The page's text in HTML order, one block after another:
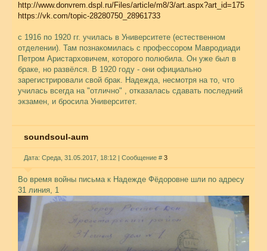
http://www.donvrem.dspl.ru/Files/article/m8/3/art.aspx?art_id=175
https://vk.com/topic-28280750_28961733
с 1916 по 1920 гг. училась в Университете (естественном
отделении). Там познакомилась с профессором Мавродиади
Петром Аристарховичем, которого полюбила. Он уже был в
браке, но развёлся. В 1920 году - они официально
зарегистрировали свой брак. Надежда, несмотря на то, что
училась всегда на "отлично" , отказалась сдавать последний
экзамен, и бросила Университет.
soundsoul-aum
Дата: Среда, 31.05.2017, 18:12 | Сообщение # 3
Во время войны письма к Надежде Фёдоровне шли по адресу
31 линия, 1